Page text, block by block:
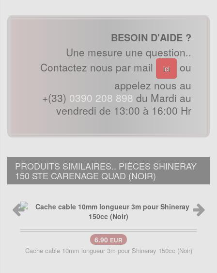
BESOIN D'AIDE ?
Une mesure une question..
Contactez nous par mail
ici
ou
appelez nous au
+(33) 0390 208 898 du Mardi au
vendredi de 13:00 à 16:00 Hr
PRODUITS SIMILAIRES.. PIÈCES SHINERAY
150 STE CARENAGE QUAD (NOIR)
6.90 EUR
Cache cable 10mm longueur 3m pour Shineray 150cc (Noir)